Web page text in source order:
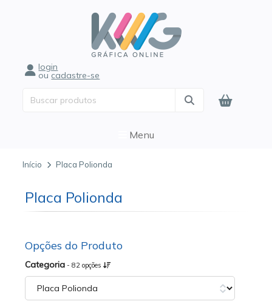
login
oucadastre-se
Menu
Início Placa Polionda
Placa Polionda
Opções do Produto
Categoria - 82 opções